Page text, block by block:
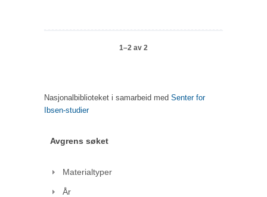
1–2 av 2
Nasjonalbiblioteket i samarbeid med Senter for
Ibsen-studier
Avgrens søket
Materialtyper
År